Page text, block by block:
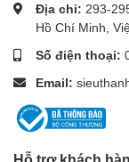
Địa chỉ: 293-
Hồ Chí Minh,
Số điện thoại:
Email: